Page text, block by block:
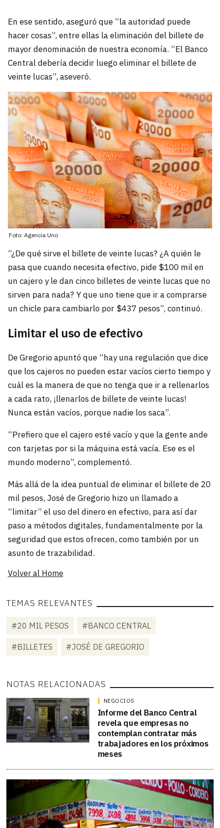
En ese sentido, aseguró que “la autoridad puede
hacer cosas”, entre ellas la eliminación del billete de
mayor denominación de nuestra economía. “El Banco
Central debería decidir luego eliminar el billete de
veinte lucas”, aseveró.
Foto: Agencia Uno
“¿De qué sirve el billete de veinte lucas? ¿A quién le
pasa que cuando necesita efectivo, pide $100 mil en
un cajero y le dan cinco billetes de veinte lucas que no
sirven para nada? Y que uno tiene que ir a comprarse
un chicle para cambiarlo por $437 pesos”, continuó.
Limitar el uso de efectivo
De Gregorio apuntó que “hay una regulación que dice
que los cajeros no pueden estar vacíos cierto tiempo y
cuál es la manera de que no tenga que ir a rellenarlos
a cada rato, ¡llenarlos de billete de veinte lucas!
Nunca están vacíos, porque nadie los saca”.
“Prefiero que el cajero esté vacío y que la gente ande
con tarjetas por si la máquina está vacía. Ese es el
mundo moderno”, complementó.
Más allá de la idea puntual de eliminar el billete de 20
mil pesos, José de Gregorio hizo un llamado a
“limitar” el uso del dinero en efectivo, para así dar
paso a métodos digitales, fundamentalmente por la
seguridad que estos ofrecen, como también por un
asunto de trazabilidad.
Volver al Home
TEMAS RELEVANTES
#20 MIL PESOS #BANCO CENTRAL
#BILLETES #JOSÉ DE GREGORIO
NOTAS RELACIONADAS
NEGOCIOS
Informe del Banco Central
revela que empresas no
contemplan contratar más
trabajadores en los próximos
meses